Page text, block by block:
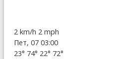
2 km/h 2 mph
Пет, 07 03:00
23° 74° 22° 72°